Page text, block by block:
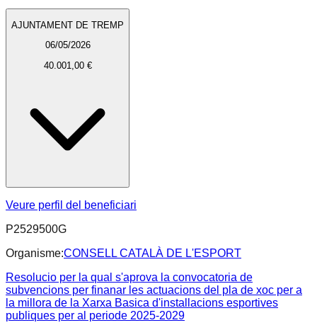
AJUNTAMENT DE TREMP
06/05/2026
40.001,00 €
Veure perfil del beneficiari
P2529500G
Organisme:CONSELL CATALÀ DE L'ESPORT
Resolucio per la qual s'aprova la convocatoria de
subvencions per finanar les actuacions del pla de xoc per a
la millora de la Xarxa Basica d'installacions esportives
publiques per al periode 2025-2029